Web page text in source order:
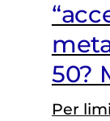
50?
Per